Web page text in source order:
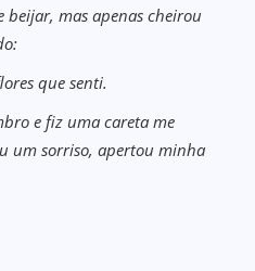
mas apenas cheirou
que senti.
e fiz uma careta me
um sorriso, apertou minha